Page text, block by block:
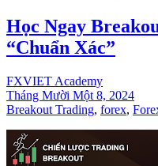
Học Ngay
“Chuẩn Xác”
FXVIET Academy
Tháng Mười Một 8, 2024
Breakout Trading, forex,